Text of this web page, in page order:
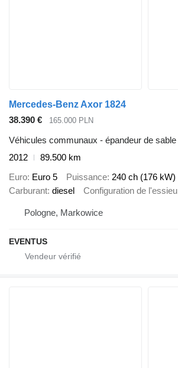
Mercedes-Benz Axor 1824
38.390 €
165.000 PLN
Véhicules communaux - épandeur de sable
2012
89.500 km
Euro Euro 5 Puissance 240 ch (176 kW)
Carburant diesel Configuration de l'essieu
Pologne, Markowice
EVENTUS